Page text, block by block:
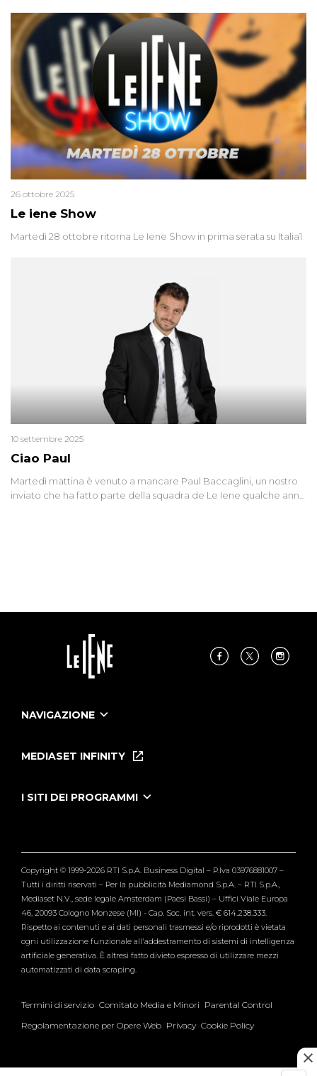
Le iene Show
26 ottobre 2025
Martedì 28 ottobre ritorna Le Iene Show in prima serata su Italia1
Ciao Paul
10 settembre 2025
Martedì mattina è venuto a mancare Paul Baccaglini, un nostro
inviato che ha fatto parte della squadra de Le Iene qualche anno
NAVIGAZIONE
Le Iene Presentano Inside
Tutti i servizi
MEDIASET INFINITY
I SITI DEI PROGRAMMI
Verissimo
Copyright © 1999-2026 RTI S.p.A. Business Digital – P.Iva 03976881007 –
Tutti i diritti riservati – Per la pubblicità Mediamond S.p.A. – RTI S.p.A.,
Mediaset N.V., sede legale Amsterdam (Paesi Bassi) – Uffici Viale Europa
46, 20093 Cologno Monzese (MI) - Cap. Soc. int. vers. € 614.238.333.
Rispetto ai contenuti e ai dati personali trasmessi e/o riprodotti è vietata
ogni utilizzazione funzionale all'addestramento di sistemi di intelligenza
artificiale generativa. È altresì fatto divieto espresso di utilizzare mezzi
automatizzati di data scraping.
Termini di servizio Comitato Media e Minori Parental Control
Regolamentazione per Opere Web Privacy Cookie Policy